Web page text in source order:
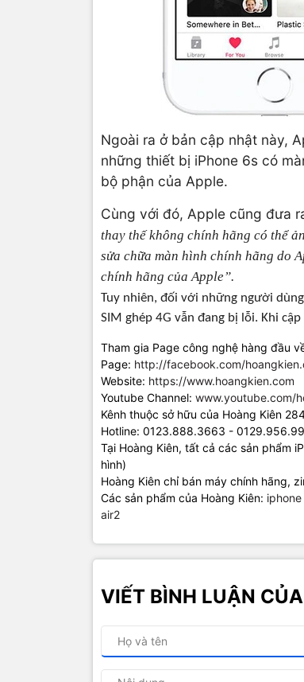
Ngoài ra ở bản cập nhật này,
những thiết bị iPhone 6s có
bộ phận của Apple.
Cùng với đó, Apple cũng đưa
thay thế không chính hãng có thể
sửa chữa màn hình chính hãng do
chính hãng của Apple”.
Tuy nhiên, đối với những người
SIM ghép 4G vẫn đang bị lỗi. Khi
Tham gia Page công nghệ hàng đầu
Page: http://facebook.com/
Website: https://www.hoangkien.com
Youtube Channel: www.youtube.com/
Kênh thuộc sở hữu của Hoàng Kiên
Hotline: 0123.888.3663 -
Tại Hoàng Kiên, tất cả các sản phẩm
hình)
Hoàng Kiên chỉ bán máy chính hãng,
Các sản phẩm của Hoàng Kiên:
air2
VIẾT BÌNH LUẬN